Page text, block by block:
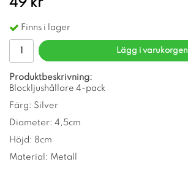
Finns i lager
Lägg i varukorgen
Produktbeskrivning:
Blockljushållare 4-pack
Färg: Silver
Diameter: 4,5cm
Höjd: 8cm
Material: Metall